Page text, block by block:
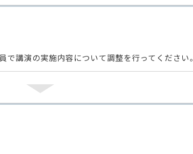
講演の実施内容について調整を行ってください。